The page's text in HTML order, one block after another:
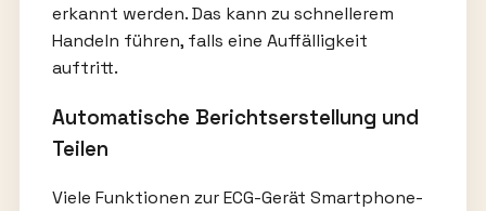
erkannt werden. Das kann zu schnellerem
Handeln führen, falls eine Auffälligkeit
auftritt.
Automatische Berichtserstellung und
Teilen
Viele Funktionen zur ECG-Gerät Smartphone-